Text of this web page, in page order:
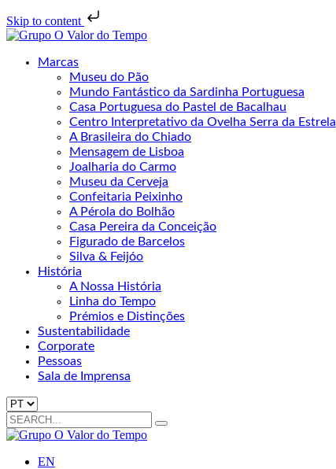
Skip to content
Marcas
Museu do Pão
Mundo Fantástico da Sardinha Portuguesa
Casa Portuguesa do Pastel de Bacalhau
Centro Interpretativo da Ovelha Serra da Estrela
A Brasileira do Chiado
Mensagem de Lisboa
Joalharia do Carmo
Museu da Cerveja
Confeitaria Peixinho
A Pérola do Bolhão
Casa Pereira da Conceição
Figurado de Barcelos
Silva & Feijóo
História
A Nossa História
Linha do Tempo
Prémios e Distinções
Sustentabilidade
Corporate
Pessoas
Sala de Imprensa
Escolha
um
idioma
Search
for:
EN